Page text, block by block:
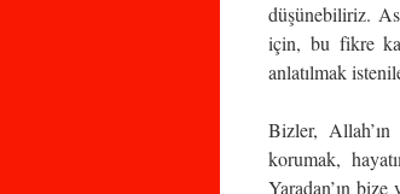
düşünebiliriz.
için, bu fikre
anlatılmak
Bizler,
korumak,
Yaradan’ın